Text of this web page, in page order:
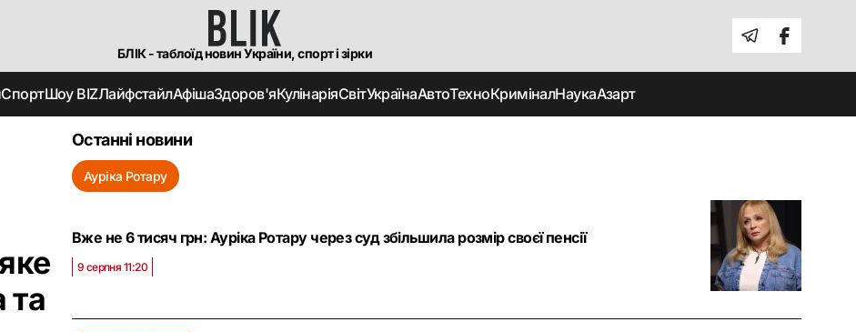
БЛІК - таблоїд новин України, спорт і зірки
СпортШоу BIZЛайфстайлАфішаЗдоров'яКулінаріяСвітУкраїнаАвтоТехноКриміналНаукаАзарт
та
Останні новини
Ауріка Ротару
Вже не 6 тисяч грн: Ауріка Ротару через суд збільшила розмір своєї пенсії
9 серпня 11:20